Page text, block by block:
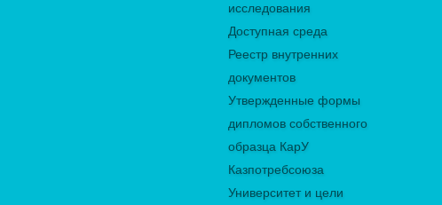
исследования
Доступная среда
Реестр внутренних
документов
Утвержденные формы
дипломов собственного
образца КарУ
Казпотребсоюза
Университет и цели